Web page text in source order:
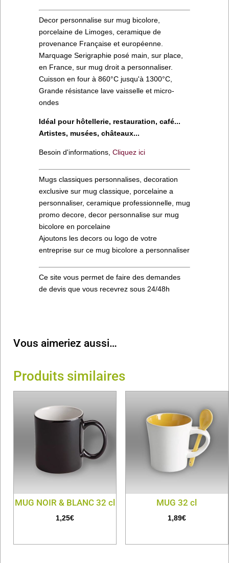
Decor personnalise sur mug bicolore,
porcelaine de Limoges, ceramique de
provenance Française et européenne.
Marquage Serigraphie posé main, sur place,
en France, sur mug droit a personnaliser.
Cuisson en four à 860°C jusqu'à 1300°C,
Grande résistance lave vaisselle et micro-
ondes
Idéal pour hôtellerie, restauration, café...
Artistes, musées, châteaux...
Besoin d'informations, Cliquez ici
Mugs classiques personnalises, decoration
exclusive sur mug classique, porcelaine a
personnaliser, ceramique professionnelle, mug
promo decore, decor personnalise sur mug
bicolore en porcelaine
Ajoutons les decors ou logo de votre
entreprise sur ce mug bicolore a personnaliser
Ce site vous permet de faire des demandes
de devis que vous recevrez sous 24/48h
Vous aimeriez aussi…
Produits similaires
MUG NOIR & BLANC 32 cl
1,25€
MUG 32 cl
1,89€